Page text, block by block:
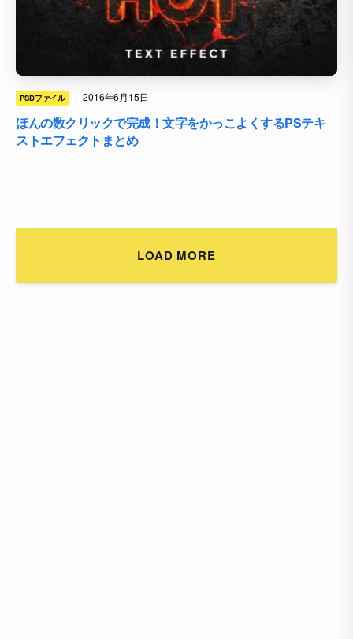
PSDファイル · 2016年6月15日
ほんの数クリックで完成！文字をかっこよくするPSテキ
ストエフェクトまとめ
LOAD MORE